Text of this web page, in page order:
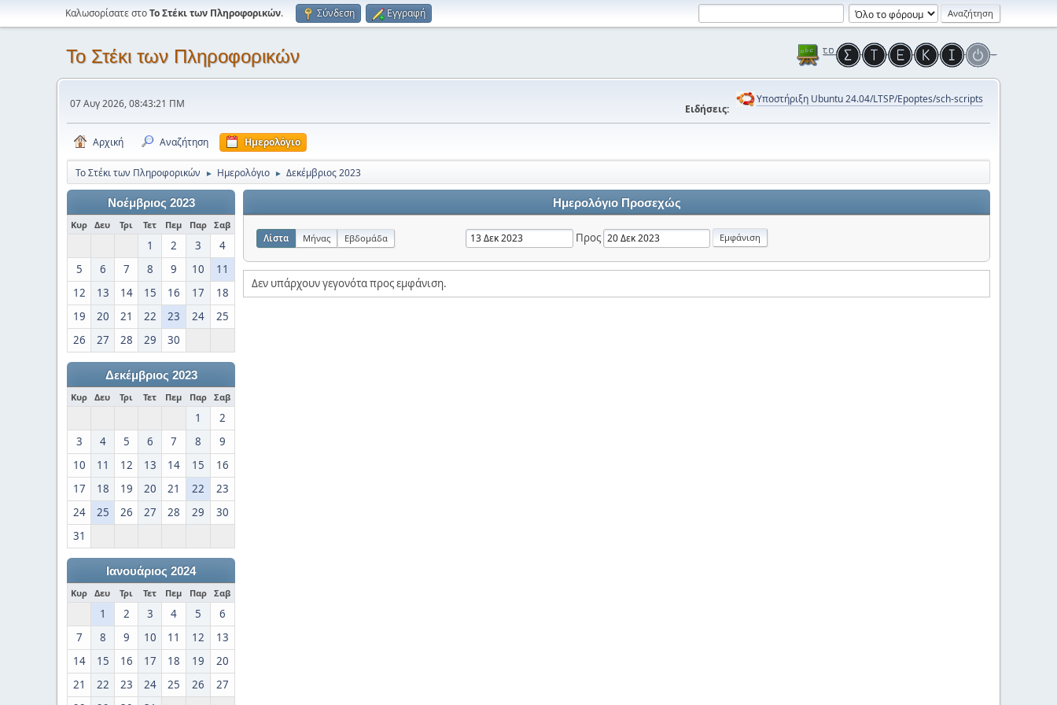
Καλωσορίσατε στοΤο Στέκι των Πληροφορικών. Σύνδεση Εγγραφή
Το Στέκι των Πληροφορικών
07 Αυγ 2026, 08:43:21 ΠΜ Ειδήσεις:
Υποστήριξη Ubuntu 24.04/LTSP/Epoptes/sch-scripts
Αρχική Αναζήτηση Ημερολόγιο
Το Στέκι των Πληροφορικών ► Ημερολόγιο ► Δεκέμβριος 2023
Νοέμβριος 2023
Κυρ Δευ Τρι Τετ Πεμ Παρ Σαβ
1 2 3
4
5
6 7 8 9 10
11
12
13 14 15 16 17
18
19
20 21 22 23 24
25
26
27 28 29 30
Δεκέμβριος 2023
Κυρ Δευ Τρι Τετ Πεμ Παρ Σαβ
1
2
3
4 5 6 7 8
9
10
11 12 13 14 15
16
17
18 19 20 21 22
23
24
25 26 27 28 29
30
31
Ιανουάριος 2024
Κυρ Δευ Τρι Τετ Πεμ Παρ Σαβ
1 2 3 4 5
6
7
8 9 10 11 12
13
14
15 16 17 18 19
20
21
22 23 24 25 26
27
Ημερολόγιο Προσεχώς
Λίστα Μήνας Εβδομάδα Προς
Δεν υπάρχουν γεγονότα προς εμφάνιση.